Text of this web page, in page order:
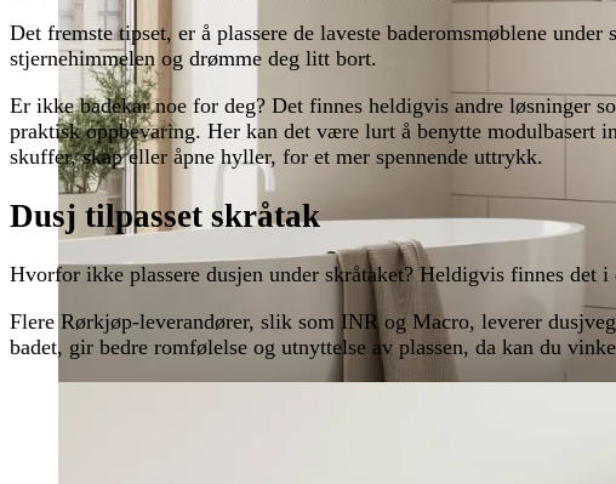
Det fremste tipset, er å plassere de laveste baderomsmøblene
stjernehimmelen og drømme deg litt bort.
Er ikke badekar noe for deg? Det finnes heldigvis andre løsninger
praktisk oppbevaring. Her kan det være lurt å benytte modulbasert
skuffer, skap eller åpne hyller, for et mer spennende uttrykk.
Dusj tilpasset skråtak
Hvorfor ikke plassere dusjen under skråtaket? Heldigvis finnes det
Flere Rørkjøp-leverandører, slik som INR og Macro, leverer
badet, gir bedre romfølelse og utnyttelse av plassen, da kan du